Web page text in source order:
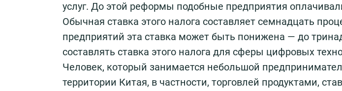
услуг. До этой реформы подобные предприятия
Обычная ставка этого налога составляет семнадцать
предприятий эта ставка может быть понижена — до
составлять ставка этого налога для сферы цифровых
Человек, который занимается небольшой
территории Китая, в частности, торговлей продуктами,